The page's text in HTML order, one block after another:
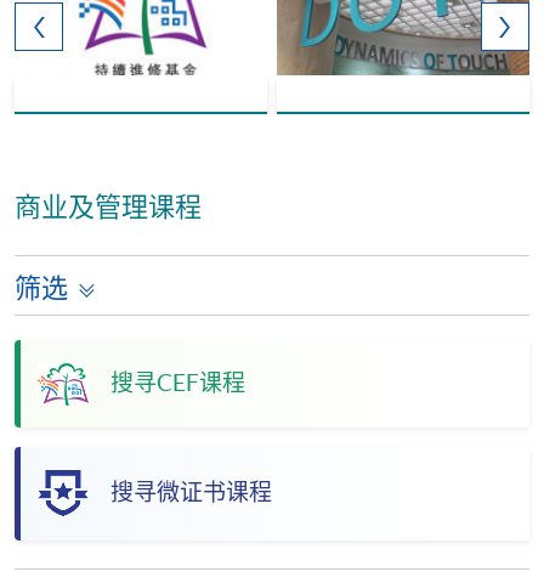
商业及管理课程
筛选
搜寻CEF课程
搜寻微证书课程